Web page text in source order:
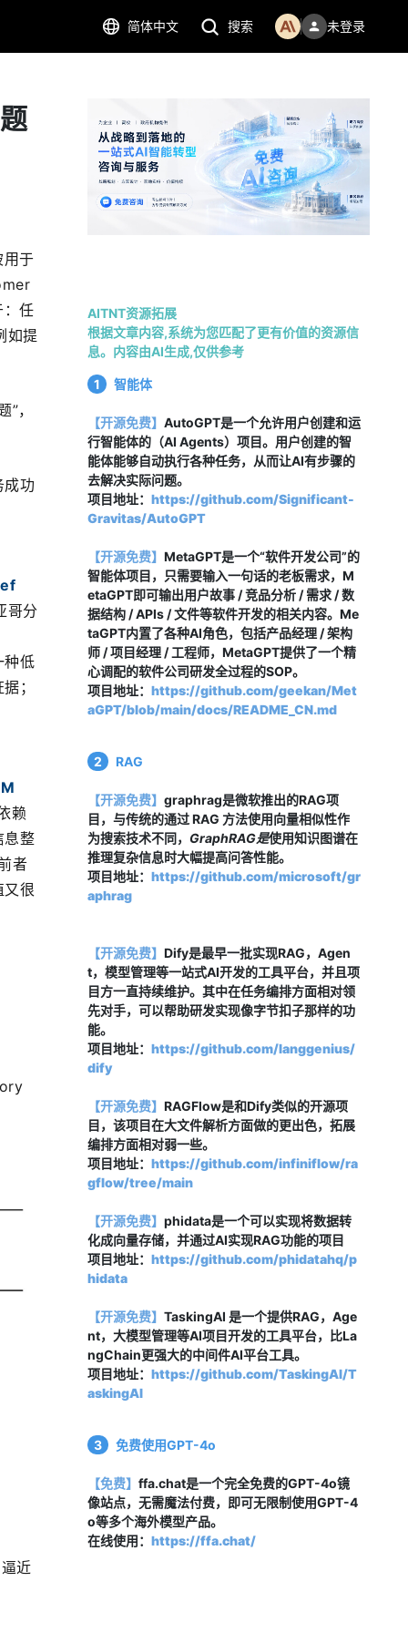
简体中文 搜索 未登录
于
任
如提
，
成功
哥分
种低
；
赖
息整
者
又很
近
AITNT资源拓展
根据文章内容,系统为您匹配了更有价值的资源信
息。内容由AI生成,仅供参考
1 智能体
【开源免费】 AutoGPT是一个允许用户创建和运
行智能体的（AI Agents）项目。用户创建的智
能体能够自动执行各种任务，从而让AI有步骤的
去解决实际问题。
项目地址： https://github.com/Significant-
Gravitas/AutoGPT
【开源免费】 MetaGPT是一个“软件开发公司”的
智能体项目，只需要输入一句话的老板需求，M
etaGPT即可输出用户故事 / 竞品分析 / 需求 / 数
据结构 / APIs / 文件等软件开发的相关内容。Me
taGPT内置了各种AI角色，包括产品经理 / 架构
师 / 项目经理 / 工程师，MetaGPT提供了一个精
心调配的软件公司研发全过程的SOP。
项目地址： https://github.com/geekan/Met
aGPT/blob/main/docs/README_CN.md
2 RAG
【开源免费】 graphrag是微软推出的RAG项
目，与传统的通过 RAG 方法使用向量相似性作
为搜索技术不同， GraphRAG是使用知识图谱在
推理复杂信息时大幅提高问答性能。
项目地址： https://github.com/microsoft/gr
aphrag
【开源免费】 Dify是最早一批实现RAG，Agen
t，模型管理等一站式AI开发的工具平台，并且项
目方一直持续维护。其中在任务编排方面相对领
先对手，可以帮助研发实现像字节扣子那样的功
能。
项目地址： https://github.com/langgenius/
dify
【开源免费】 RAGFlow是和Dify类似的开源项
目，该项目在大文件解析方面做的更出色，拓展
编排方面相对弱一些。
项目地址： https://github.com/infiniflow/ra
gflow/tree/main
【开源免费】 phidata是一个可以实现将数据转
化成向量存储，并通过AI实现RAG功能的项目
项目地址： https://github.com/phidatahq/p
hidata
【开源免费】 TaskingAI 是一个提供RAG，Age
nt，大模型管理等AI项目开发的工具平台，比La
ngChain更强大的中间件AI平台工具。
项目地址： https://github.com/TaskingAI/T
askingAI
3 免费使用GPT-4o
【免费】 ffa.chat是一个完全免费的GPT-4o镜
像站点，无需魔法付费，即可无限制使用GPT-4
o等多个海外模型产品。
在线使用： https://ffa.chat/